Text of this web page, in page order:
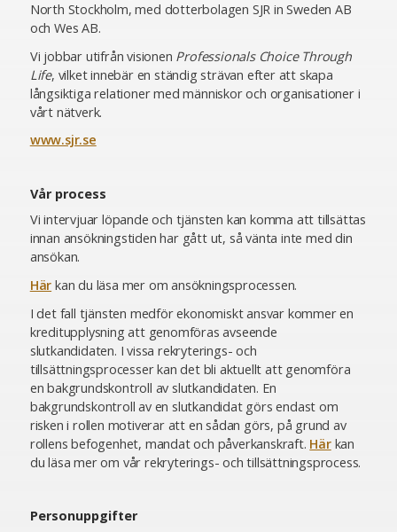
North Stockholm, med dotterbolagen SJR in Sweden AB
och Wes AB.
Vi jobbar utifrån visionen Professionals Choice Through
Life, vilket innebär en ständig strävan efter att skapa
långsiktiga relationer med människor och organisationer i
vårt nätverk.
www.sjr.se
Vår process
Vi intervjuar löpande och tjänsten kan komma att tillsättas
innan ansökningstiden har gått ut, så vänta inte med din
ansökan.
Här kan du läsa mer om ansökningsprocessen.
I det fall tjänsten medför ekonomiskt ansvar kommer en
kreditupplysning att genomföras avseende
slutkandidaten. I vissa rekryterings- och
tillsättningsprocesser kan det bli aktuellt att genomföra
en bakgrundskontroll av slutkandidaten. En
bakgrundskontroll av en slutkandidat görs endast om
risken i rollen motiverar att en sådan görs, på grund av
rollens befogenhet, mandat och påverkanskraft. Härkan
du läsa mer om vår rekryterings- och tillsättningsprocess.
Personuppgifter